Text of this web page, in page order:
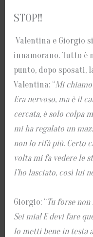
STOP!!
Valentina e Giorgio
innamorano. Tutto è
punto, dopo sposati,
Valentina: “Mi chiamo
Era nervoso, ma è il
cercata, è solo colpa
mi ha regalato un
non lo rifà più. Certo
volta mi fa vedere le
l’ho lasciato, così lui
Giorgio: “Tu forse
Sei mia! E devi fare
lo metti bene in testa